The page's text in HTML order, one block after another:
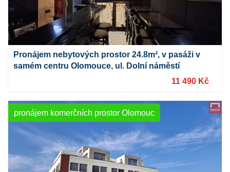
Pronájem nebytových prostor 24.8m², v pasáži v
samém centru Olomouce, ul. Dolní náměstí
11 490 Kč
pronájem komerčních prostor Olomouc